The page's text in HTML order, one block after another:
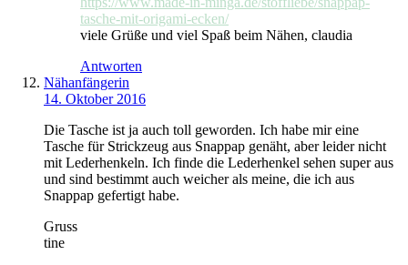
tasche-mit-origami-ecken/
viele Grüße und viel Spaß beim Nähen, claudia
Antworten
Nähanfängerin
14. Oktober 2016
Die Tasche ist ja auch toll geworden. Ich habe mir eine
Tasche für Strickzeug aus Snappap genäht, aber leider nicht
mit Lederhenkeln. Ich finde die Lederhenkel sehen super aus
und sind bestimmt auch weicher als meine, die ich aus
Snappap gefertigt habe.
Gruss
tine